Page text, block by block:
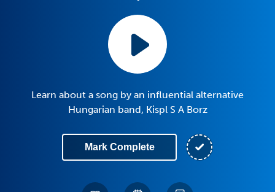
Learn about a song by an influential alternative
Hungarian band, Kispl S A Borz
Mark Complete